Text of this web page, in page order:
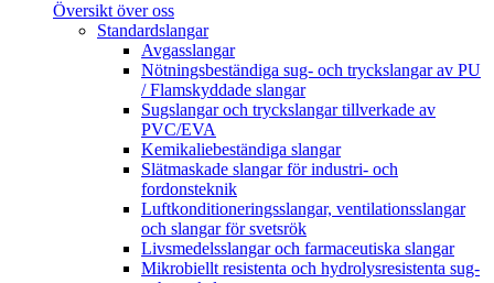
Översikt över oss
Standardslangar
Avgasslangar
Nötningsbeständiga sug- och tryckslangar av PU
/ Flamskyddade slangar
Sugslangar och tryckslangar tillverkade av
PVC/EVA
Kemikaliebeständiga slangar
Slätmaskade slangar för industri- och
fordonsteknik
Luftkonditioneringsslangar, ventilationsslangar
och slangar för svetsrök
Livsmedelsslangar och farmaceutiska slangar
Mikrobiellt resistenta och hydrolysresistenta sug-